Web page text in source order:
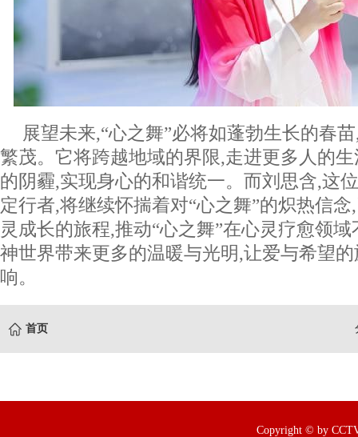
展望未来,“心之舞”必将如蓬勃生长的春
繁茂。它将跨越地域的界限,走进更多人的
的阴霾,实现身心的和谐统一。而刘思含,这
定行者,将继续怀揣着对“心之舞”的炽热信
灵成长的旅程,推动“心之舞”在心灵疗愈领
神世界带来更多的温暖与光明,让爱与希望
响。
首页
Copyright © by